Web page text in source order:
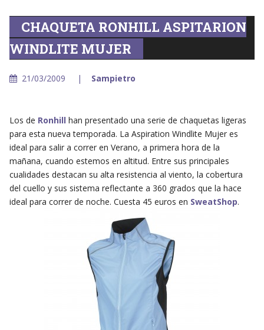
CHAQUETA RONHILL ASPITARION
WINDLITE MUJER
21/03/2009 Sampietro
Los de Ronhill han presentado una serie de chaquetas ligeras
para esta nueva temporada. La Aspiration Windlite Mujer es
ideal para salir a correr en Verano, a primera hora de la
mañana, cuando estemos en altitud. Entre sus principales
cualidades destacan su alta resistencia al viento, la cobertura
del cuello y sus sistema reflectante a 360 grados que la hace
ideal para correr de noche. Cuesta 45 euros en SweatShop.